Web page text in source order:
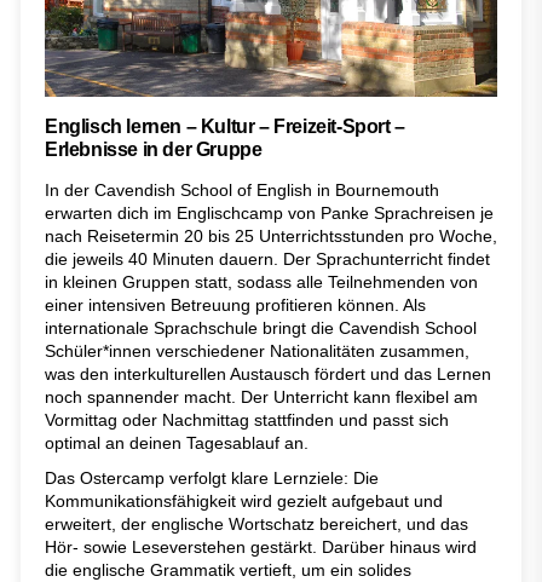
Englisch lernen – Kultur – Freizeit-Sport –
Erlebnisse in der Gruppe
In der Cavendish School of English in Bournemouth
erwarten dich im Englischcamp von Panke Sprachreisen je
nach Reisetermin 20 bis 25 Unterrichtsstunden pro Woche,
die jeweils 40 Minuten dauern. Der Sprachunterricht findet
in kleinen Gruppen statt, sodass alle Teilnehmenden von
einer intensiven Betreuung profitieren können. Als
internationale Sprachschule bringt die Cavendish School
Schüler*innen verschiedener Nationalitäten zusammen,
was den interkulturellen Austausch fördert und das Lernen
noch spannender macht. Der Unterricht kann flexibel am
Vormittag oder Nachmittag stattfinden und passt sich
optimal an deinen Tagesablauf an.
Das Ostercamp verfolgt klare Lernziele: Die
Kommunikationsfähigkeit wird gezielt aufgebaut und
erweitert, der englische Wortschatz bereichert, und das
Hör- sowie Leseverstehen gestärkt. Darüber hinaus wird
die englische Grammatik vertieft, um ein solides